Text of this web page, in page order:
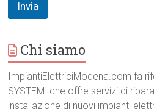
Invia
Chi siamo
ImpiantiElettriciModena.com fa
SYSTEM. che offre servizi di
installazione di nuovi impianti